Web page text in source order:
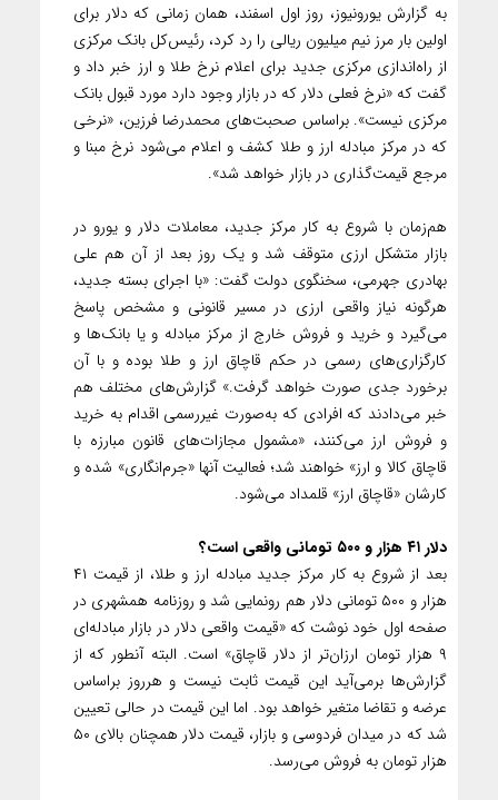
به گزارش یورونیوز، روز اول اسفند، همان زمانی که دلار برای
اولین بار مرز نیم میلیون ریالی را رد کرد، رئیس‌کل بانک مرکزی
از راه‌اندازی مرکزی جدید برای اعلام نرخ طلا و ارز خبر داد و
گفت که «نرخ فعلی دلار که در بازار وجود دارد مورد قبول بانک
مرکزی نیست». براساس صحبت‌های محمدرضا فرزین، «نرخی
که در مرکز مبادله ارز و طلا کشف و اعلام می‌شود نرخ مبنا و
مرجع قیمت‌گذاری در بازار خواهد شد».
هم‌زمان با شروع به کار مرکز جدید، معاملات دلار و یورو در
بازار متشکل ارزی متوقف شد و یک روز بعد از آن هم علی
بهادری جهرمی، سخنگوی دولت گفت: «با اجرای بسته جدید،
هرگونه نیاز واقعی ارزی در مسیر قانونی و مشخص پاسخ
می‌گیرد و خرید و فروش خارج از مرکز مبادله و یا بانک‌ها و
کارگزاری‌های رسمی در حکم قاچاق ارز و طلا بوده و با آن
برخورد جدی صورت خواهد گرفت.» گزارش‌های مختلف هم
خبر می‌دادند که افرادی که به‌صورت غیررسمی اقدام به خرید
و فروش ارز می‌کنند، «مشمول مجازات‌های قانون مبارزه با
قاچاق کالا و ارز» خواهند شد؛ فعالیت آنها «جرم‌انگاری» شده و
کارشان «قاچاق ارز» قلمداد می‌شود.
دلار ۴۱ هزار و ۵۰۰ تومانی واقعی است؟
بعد از شروع به کار مرکز جدید مبادله ارز و طلا، از قیمت ۴۱
هزار و ۵۰۰ تومانی دلار هم رونمایی شد و روزنامه همشهری در
صفحه اول خود نوشت که «قیمت واقعی دلار در بازار مبادله‌ای
۹ هزار تومان ارزان‌تر از دلار قاچاق» است. البته آنطور که از
گزارش‌ها برمی‌آید این قیمت ثابت نیست و هرروز براساس
عرضه و تقاضا متغیر خواهد بود. اما این قیمت در حالی تعیین
شد که در میدان فردوسی و بازار، قیمت دلار همچنان بالای ۵۰
هزار تومان به فروش می‌رسد.